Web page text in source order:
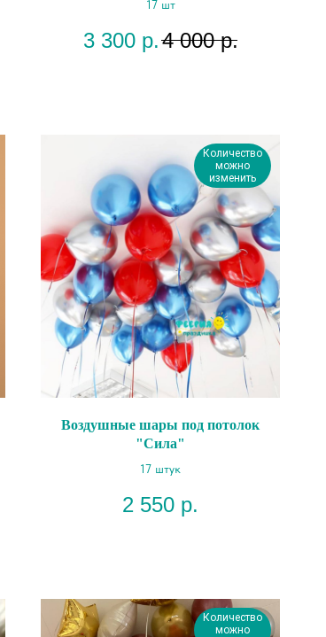
17 шт
3 300 р.4 000 р.
Количество
можно
изменить
Воздушные шары под потолок
"Сила"
17 штук
2 550 р.
Количество
можно